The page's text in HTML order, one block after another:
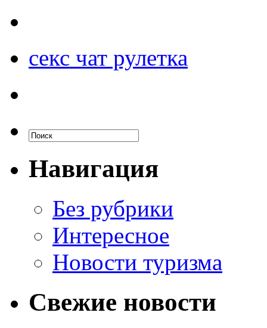
секс чат рулетка
Навигация
Без рубрики
Интересное
Новости туризма
Свежие новости